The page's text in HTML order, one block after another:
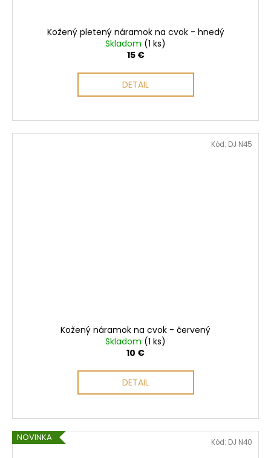
Kožený pletený náramok na cvok - hnedý
Skladom (1 ks)
15 €
DETAIL
Kožený náramok na cvok - červený
Skladom (1 ks)
10 €
DETAIL
Kód: DJ N45
NOVINKA Kód: DJ N40